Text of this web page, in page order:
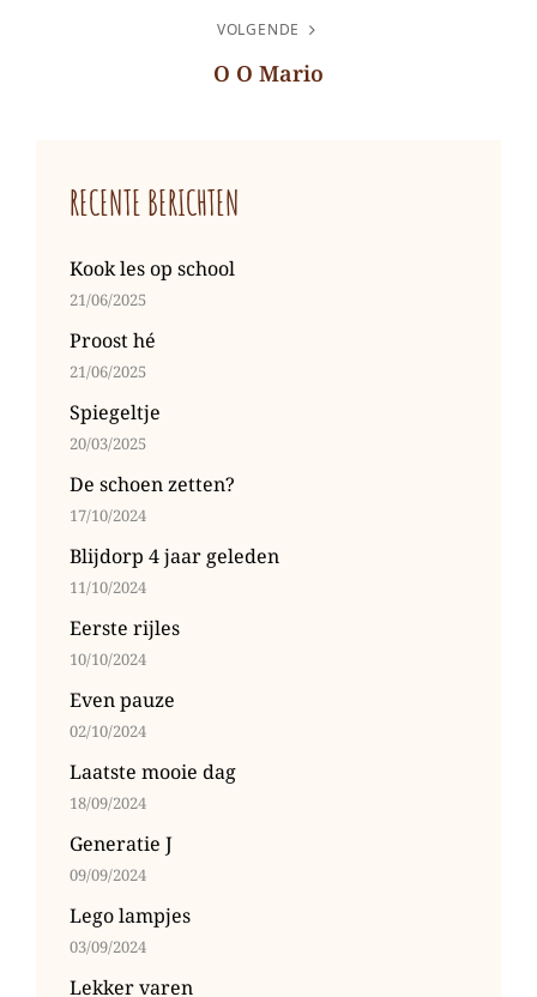
VOLGENDE
O O Mario
RECENTE BERICHTEN
Kook les op school
21/06/2025
Proost hé
21/06/2025
Spiegeltje
20/03/2025
De schoen zetten?
17/10/2024
Blijdorp 4 jaar geleden
11/10/2024
Eerste rijles
10/10/2024
Even pauze
02/10/2024
Laatste mooie dag
18/09/2024
Generatie J
09/09/2024
Lego lampjes
03/09/2024
Lekker varen